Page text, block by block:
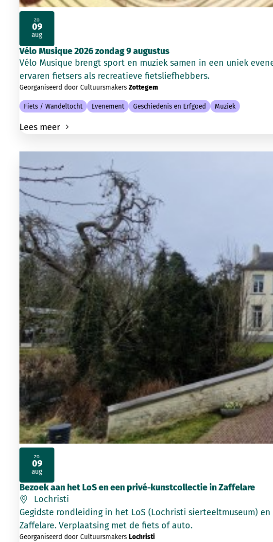
Vélo Musique 2026 zondag 9 augustus
Vélo Musique brengt sport en muziek samen in een uniek
ervaren fietsers als recreatieve fietsliefhebbers.
Georganiseerd door Cultuursmakers Zottegem
Fiets / Wandeltocht Evenement Geschiedenis en Erfgoed Muziek
Lees meer
zo
09
aug
2026
Bezoek aan het LoS en een privé-kunstcollectie in Zaffelare
Lochristi
Gegidste rondleiding in het LoS (Lochristi sierteeltmuseum)
Zaffelare. Verplaatsing met de fiets of auto.
Georganiseerd door Cultuursmakers Lochristi
zo
09
aug
2026